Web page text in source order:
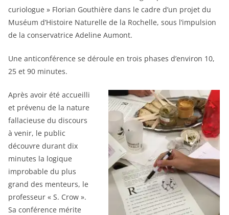
curiologue » Florian Gouthière dans le cadre d’un projet du
Muséum d’Histoire Naturelle de la Rochelle, sous l’impulsion
de la conservatrice Adeline Aumont.
Une anticonférence se déroule en trois phases d’environ 10,
25 et 90 minutes.
Après avoir été accueilli
et prévenu de la nature
fallacieuse du discours
à venir, le public
découvre durant dix
minutes la logique
improbable du plus
grand des menteurs, le
professeur « S. Crow ».
Sa conférence mérite